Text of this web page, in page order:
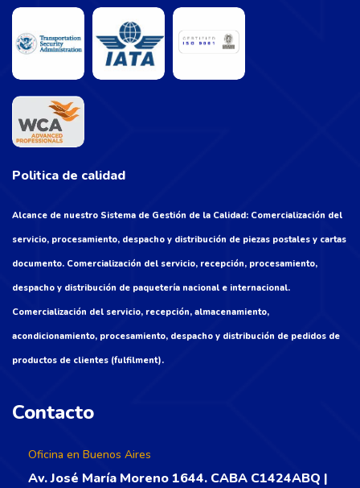
Politica de calidad
Alcance de nuestro Sistema de Gestión de la Calidad: Comercialización del
servicio, procesamiento, despacho y distribución de piezas postales y cartas
documento. Comercialización del servicio, recepción, procesamiento,
despacho y distribución de paquetería nacional e internacional.
Comercialización del servicio, recepción, almacenamiento,
acondicionamiento, procesamiento, despacho y distribución de pedidos de
productos de clientes (fulfilment).
Contacto
Oficina en Buenos Aires
Av. José María Moreno 1644. CABA C1424ABQ |